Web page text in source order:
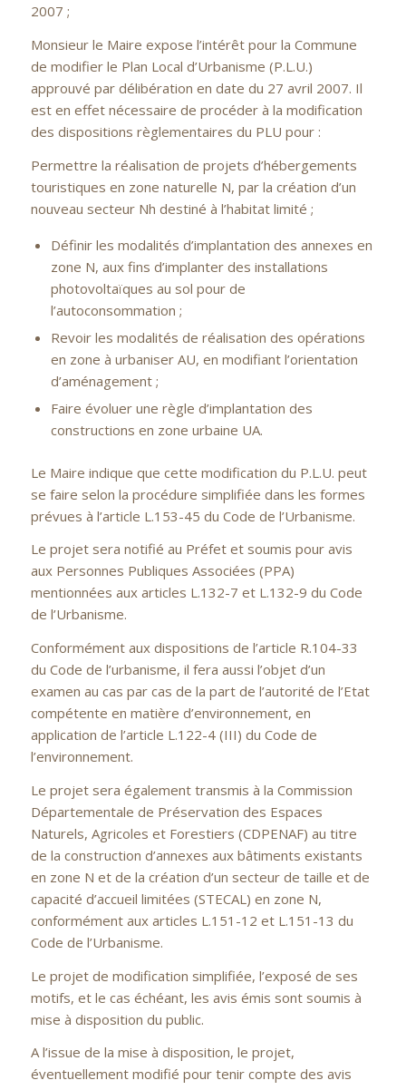
2007 ;
Monsieur le Maire expose l’intérêt pour la Commune
de modifier le Plan Local d’Urbanisme (P.L.U.)
approuvé par délibération en date du 27 avril 2007. Il
est en effet nécessaire de procéder à la modification
des dispositions règlementaires du PLU pour :
Permettre la réalisation de projets d’hébergements
touristiques en zone naturelle N, par la création d’un
nouveau secteur Nh destiné à l’habitat limité ;
Définir les modalités d’implantation des annexes en
zone N, aux fins d’implanter des installations
photovoltaïques au sol pour de
l’autoconsommation ;
Revoir les modalités de réalisation des opérations
en zone à urbaniser AU, en modifiant l’orientation
d’aménagement ;
Faire évoluer une règle d’implantation des
constructions en zone urbaine UA.
Le Maire indique que cette modification du P.L.U. peut
se faire selon la procédure simplifiée dans les formes
prévues à l’article L.153-45 du Code de l’Urbanisme.
Le projet sera notifié au Préfet et soumis pour avis
aux Personnes Publiques Associées (PPA)
mentionnées aux articles L.132-7 et L.132-9 du Code
de l’Urbanisme.
Conformément aux dispositions de l’article R.104-33
du Code de l’urbanisme, il fera aussi l’objet d’un
examen au cas par cas de la part de l’autorité de l’Etat
compétente en matière d’environnement, en
application de l’article L.122-4 (III) du Code de
l’environnement.
Le projet sera également transmis à la Commission
Départementale de Préservation des Espaces
Naturels, Agricoles et Forestiers (CDPENAF) au titre
de la construction d’annexes aux bâtiments existants
en zone N et de la création d’un secteur de taille et de
capacité d’accueil limitées (STECAL) en zone N,
conformément aux articles L.151-12 et L.151-13 du
Code de l’Urbanisme.
Le projet de modification simplifiée, l’exposé de ses
motifs, et le cas échéant, les avis émis sont soumis à
mise à disposition du public.
A l’issue de la mise à disposition, le projet,
éventuellement modifié pour tenir compte des avis